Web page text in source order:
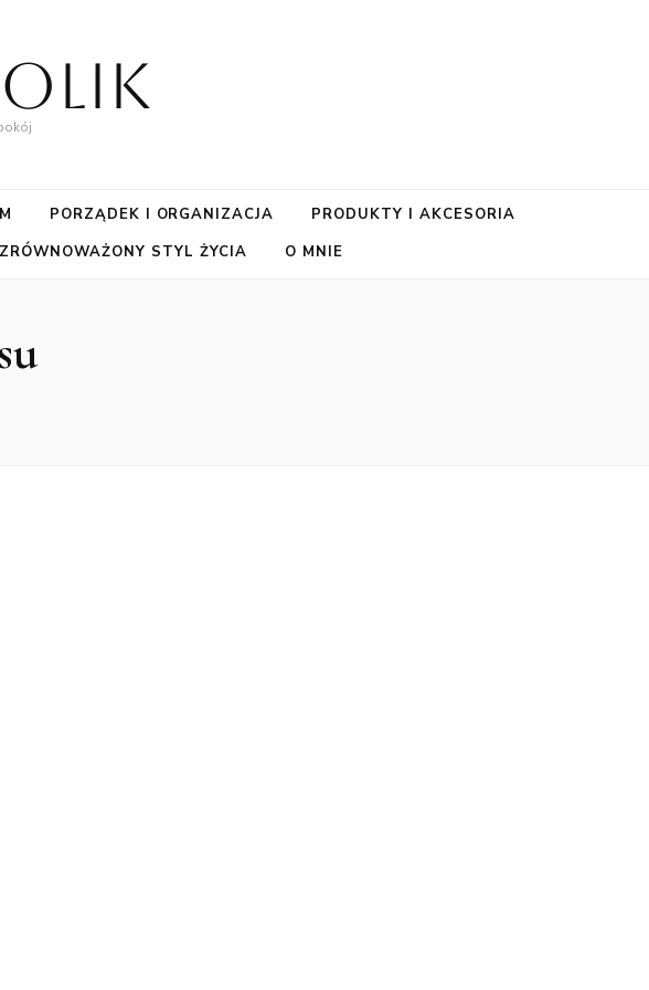
PORZĄDEK I ORGANIZACJA
PRODUKTY I AKCESORIA
ZRÓWNOWAŻONY STYL ŻYCIA O MNIE